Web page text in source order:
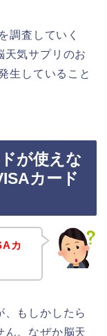
調査していく
天気サプリのお
生していること
が使えな
カード
カ
、もしかしたら
ん。なぜか脳天